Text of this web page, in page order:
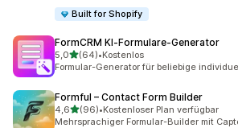
Built for Shopify
FormCRM KI‑Formulare‑Generator
5,0von 5 Sternen
(64)
64 Rezensionen insgesamt
•Kostenlos
Formular-Generator für beliebige
Formful – Contact Form Builder
4,6von 5 Sternen
(96)
96 Rezensionen insgesamt
•Kostenloser Plan verfügbar
Mehrsprachiger Formular-Builder mit